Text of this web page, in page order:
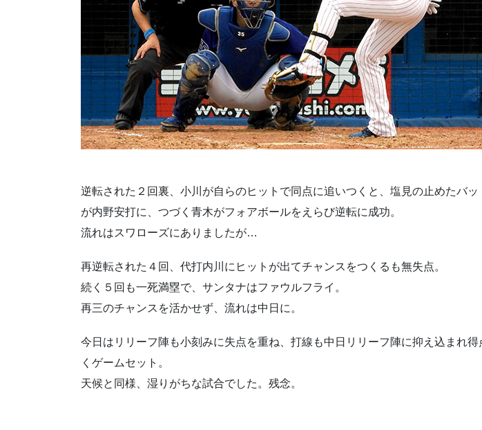
逆転された２回裏、小川が自らのヒットで同点に追いつくと、塩見の止めたバッ
が内野安打に、つづく青木がフォアボールをえらび逆転に成功。
流れはスワローズにありましたが…
再逆転された４回、代打内川にヒットが出てチャンスをつくるも無失点。
続く５回も一死満塁で、サンタナはファウルフライ。
再三のチャンスを活かせず、流れは中日に。
今日はリリーフ陣も小刻みに失点を重ね、打線も中日リリーフ陣に抑え込まれ
くゲームセット。
天候と同様、湿りがちな試合でした。残念。